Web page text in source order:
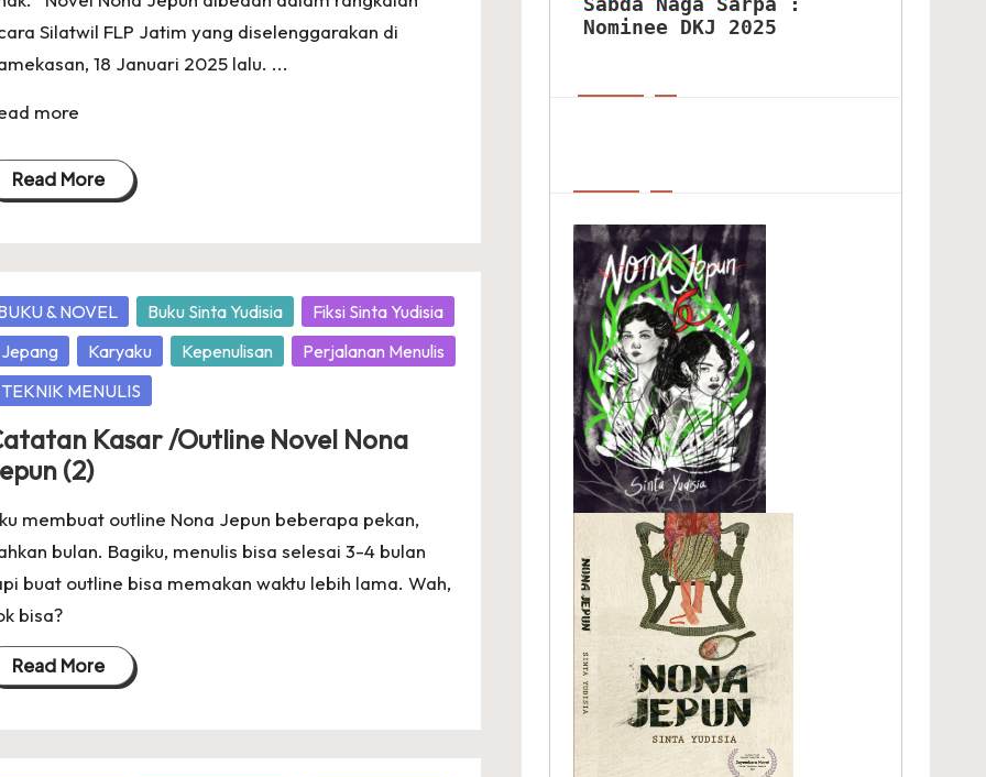
Silatwil FLP Jatim yang diselenggarakan di
18 Januari 2025 lalu. ...
more
Read More
& NOVEL Buku Sinta Yudisia
Fiksi Sinta Yudisia
Jepang
Karyaku Kepenulisan
Perjalanan Menulis
TEKNIK MENULIS
Kasar /Outline Novel Nona
(2)
membuat outline Nona Jepun beberapa pekan,
bulan. Bagiku, menulis bisa selesai 3-4 bulan
buat outline bisa memakan waktu lebih lama. Wah,
bisa?
Read More
Nominee DKJ 2025